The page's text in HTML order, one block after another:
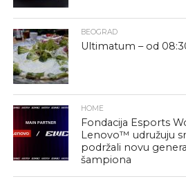
BEOGRAD
Ultimatum – od
HOME
Fondacija Esports
Lenovo™ udružuju
podržali novu
šampiona